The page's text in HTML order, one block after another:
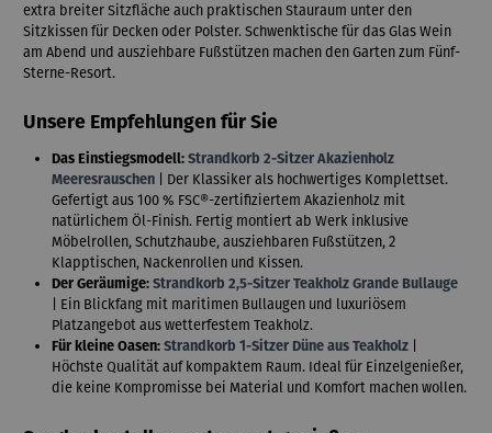
extra breiter Sitzfläche auch praktischen Stauraum unter den
Sitzkissen für Decken oder Polster. Schwenktische für das Glas Wein
am Abend und ausziehbare Fußstützen machen den Garten zum Fünf-
Sterne-Resort.
Unsere Empfehlungen für Sie
Das Einstiegsmodell: Strandkorb 2-Sitzer Akazienholz
Meeresrauschen| Der Klassiker als hochwertiges Komplettset.
Gefertigt aus 100 % FSC®-zertifiziertem Akazienholz mit
natürlichem Öl-Finish. Fertig montiert ab Werk inklusive
Möbelrollen, Schutzhaube, ausziehbaren Fußstützen, 2
Klapptischen, Nackenrollen und Kissen.
Der Geräumige: Strandkorb 2,5-Sitzer Teakholz Grande Bullauge
| Ein Blickfang mit maritimen Bullaugen und luxuriösem
Platzangebot aus wetterfestem Teakholz.
Für kleine Oasen: Strandkorb 1-Sitzer Düne aus Teakholz|
Höchste Qualität auf kompaktem Raum. Ideal für Einzelgenießer,
die keine Kompromisse bei Material und Komfort machen wollen.